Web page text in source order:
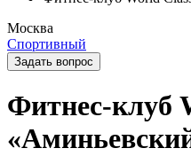
Москва
Спортивный
Задать вопрос
Фитнес-клуб